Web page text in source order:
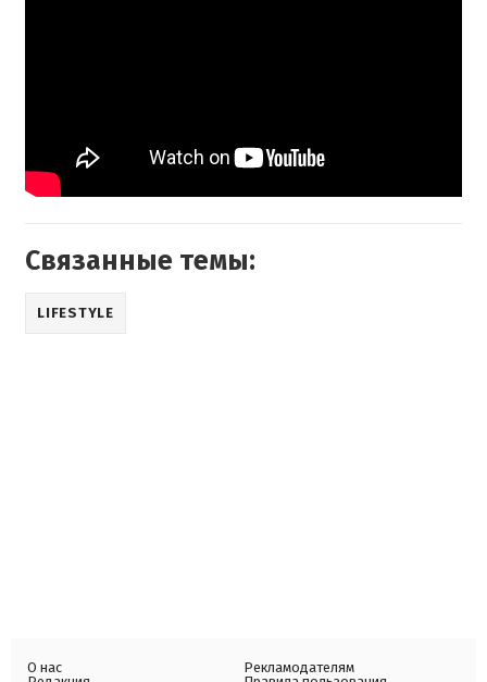
Связанные темы:
LIFESTYLE
О нас
Рекламодателям